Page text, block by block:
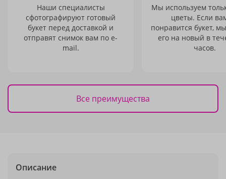
Наши специалисты
сфотографируют готовый
букет перед доставкой и
отправят снимок вам по e-
mail.
Мы используем
цветы. Если
понравится букет,
его на новый в
часов.
Все преимущества
Описание